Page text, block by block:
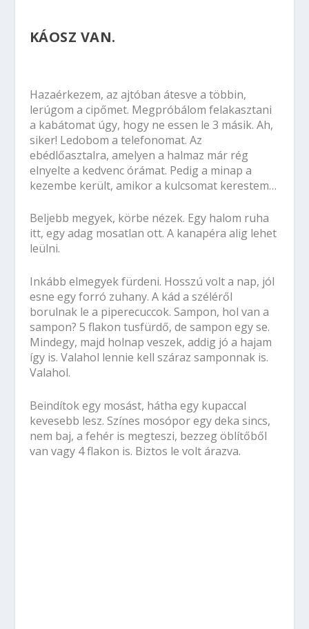
KÁOSZ VAN.
Hazaérkezem, az ajtóban átesve a többin,
lerúgom a cipőmet. Megpróbálom felakasztani
a kabátomat úgy, hogy ne essen le 3 másik. Ah,
siker! Ledobom a telefonomat. Az
ebédlőasztalra, amelyen a halmaz már rég
elnyelte a kedvenc órámat. Pedig a minap a
kezembe került, amikor a kulcsomat kerestem…
Beljebb megyek, körbe nézek. Egy halom ruha
itt, egy adag mosatlan ott. A kanapéra alig lehet
leülni.
Inkább elmegyek fürdeni. Hosszú volt a nap, jól
esne egy forró zuhany. A kád a széléről
borulnak le a piperecuccok. Sampon, hol van a
sampon? 5 flakon tusfürdő, de sampon egy se.
Mindegy, majd holnap veszek, addig jó a hajam
így is. Valahol lennie kell száraz samponnak is.
Valahol.
Beindítok egy mosást, hátha egy kupaccal
kevesebb lesz. Színes mosópor egy deka sincs,
nem baj, a fehér is megteszi, bezzeg öblítőből
van vagy 4 flakon is. Biztos le volt árazva.